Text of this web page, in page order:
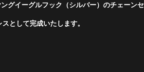
グイーグルフック（シルバー）のチェーンセ
として完成いたします。